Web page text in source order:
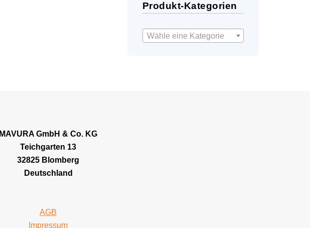
Produkt-Kategorien
Wähle eine Kategorie
MAVURA GmbH & Co. KG
Teichgarten 13
32825 Blomberg
Deutschland
AGB
Impressum